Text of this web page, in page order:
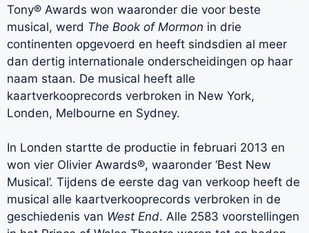
Tony® Awards won waaronder die voor beste
musical, werd The Book of Mormon in drie
continenten opgevoerd en heeft sindsdien al meer
dan dertig internationale onderscheidingen op haar
naam staan. De musical heeft alle
kaartverkooprecords verbroken in New York,
Londen, Melbourne en Sydney.
In Londen startte de productie in februari 2013 en
won vier Olivier Awards®, waaronder ‘Best New
Musical’. Tijdens de eerste dag van verkoop heeft de
musical alle kaartverkooprecords verbroken in de
geschiedenis van West End. Alle 2583 voorstellingen